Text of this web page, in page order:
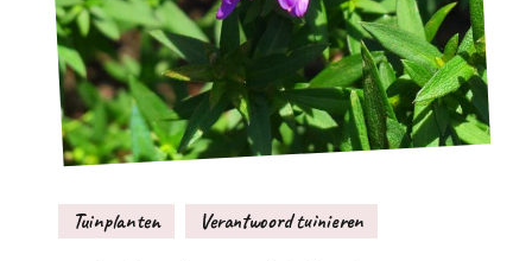
Tuinplanten Verantwoord tuinieren